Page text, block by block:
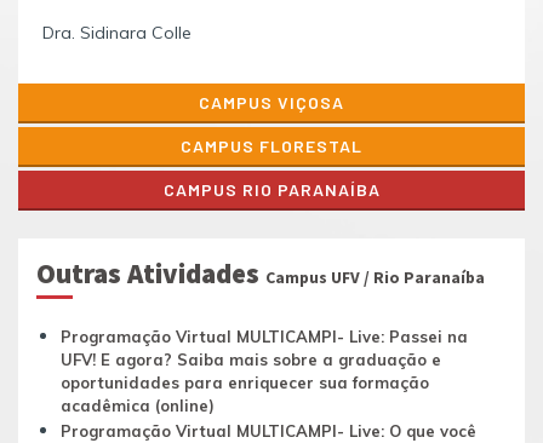
Dra. Sidinara Colle
CAMPUS VIÇOSA
CAMPUS FLORESTAL
CAMPUS RIO PARANAÍBA
Outras Atividades Campus UFV / Rio Paranaíba
Programação Virtual MULTICAMPI- Live: Passei na
UFV! E agora? Saiba mais sobre a graduação e
oportunidades para enriquecer sua formação
acadêmica (online)
Programação Virtual MULTICAMPI- Live: O que você